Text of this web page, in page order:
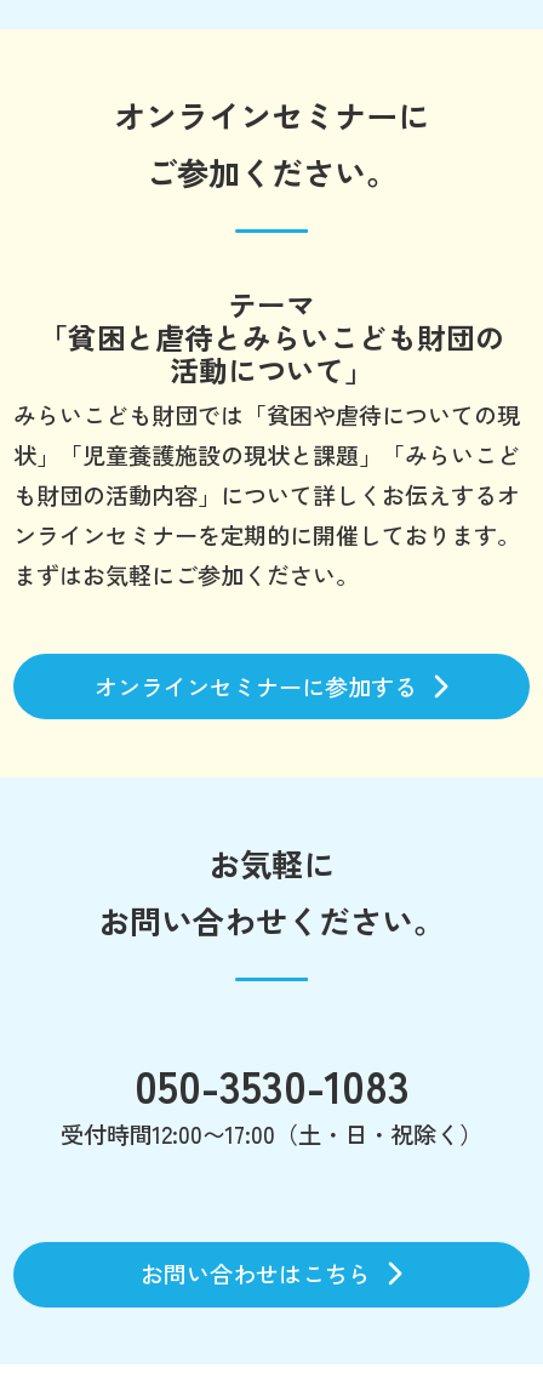
オンラインセミナーに
ご参加ください。
テーマ
「貧困と虐待とみらいこども財団の
活動について」
みらいこども財団では「貧困や虐待についての現
状」「児童養護施設の現状と課題」「みらいこど
も財団の活動内容」について詳しくお伝えするオ
ンラインセミナーを定期的に開催しております。
まずはお気軽にご参加ください。
オンラインセミナーに参加する
お気軽に
お問い合わせください。
050-3530-1083
受付時間12:00〜17:00（土・日・祝除く）
お問い合わせはこちら